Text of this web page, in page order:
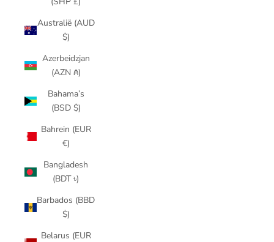
Australië (AUD
$)
Azerbeidzjan
(AZN ₼)
Bahama’s
(BSD $)
Bahrein (EUR
€)
Bangladesh
(BDT ৳)
Barbados (BBD
$)
Belarus (EUR